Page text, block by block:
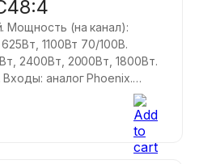
Мощность (на канал):
1100Вт 70/100В.
2400Вт, 2000Вт, 1800Вт.
аналог Phoenix.
усилителей Lab Gruppen С
инструментом для
проектов, будь то
звук, многоканальный